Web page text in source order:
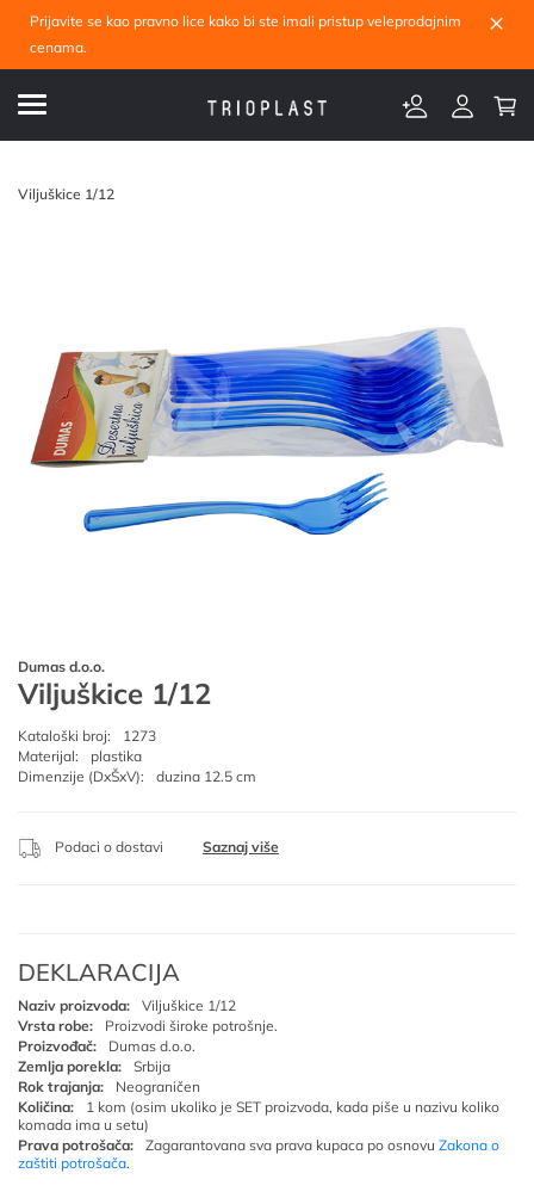
Prijavite se kao pravno lice kako bi ste imali pristup veleprodajnim
cenama.
×
Viljuškice 1/12
Dumas d.o.o.
Viljuškice 1/12
Kataloški broj:
1273
Materijal:
plastika
Dimenzije (DxŠxV):
duzina 12.5 cm
Podaci o dostavi Saznaj više
DEKLARACIJA
Naziv proizvoda:
Viljuškice 1/12
Vrsta robe:
Proizvodi široke potrošnje.
Proizvođač:
Dumas d.o.o.
Zemlja porekla:
Srbija
Rok trajanja:
Neograničen
Količina:
1 kom (osim ukoliko je SET proizvoda, kada piše u nazivu koliko
komada ima u setu)
Prava potrošača:
Zagarantovana sva prava kupaca po osnovu Zakona o
zaštiti potrošača.